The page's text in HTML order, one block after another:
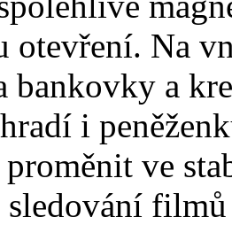
otevření. Na
bankovky a
i
ve
sledování